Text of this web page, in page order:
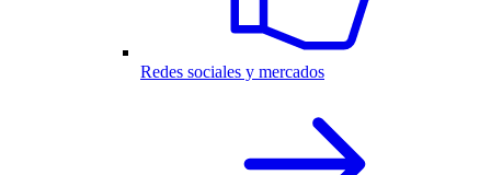
Redes sociales y mercados